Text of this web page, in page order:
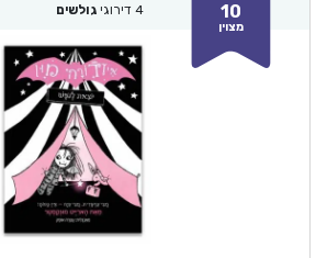
10
מצוין
4 דירוגי גולשים